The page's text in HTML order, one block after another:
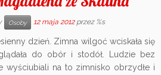
Osoby 12 maja 2012 przez %s
dzień. Zimna wilgoć wciskała się
do obór i stodół. Ludzie bez
wyściubiali na to zimnisko obrzydłe i